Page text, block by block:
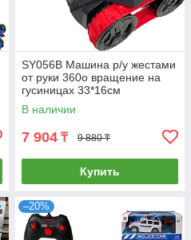
SY056B Машина р/у жестами
от руки 360о вращение на
гусиницах 33*16см
В наличии
7 904 ₸ 9 880 ₸
Купить
–20%